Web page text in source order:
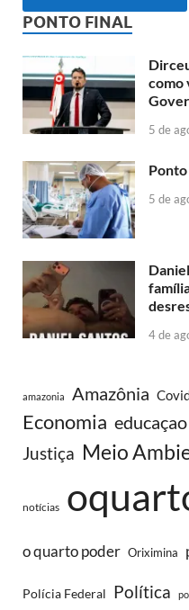
PONTO FINAL
como
5 de
5 de
4 de
amazonia Amazônia
Economia educaçao
Justiça Meio
notícias
o quarto poder Oriximina
Polícia Federal Política